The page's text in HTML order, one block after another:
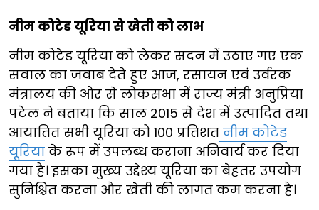
नीम कोटेड यूरिया से खेती को लाभ
नीम कोटेड यूरिया को लेकर सदन में उठाए गए एक
सवाल का जवाब देते हुए आज, रसायन एवं उर्वरक
मंत्रालय की ओर से लोकसभा में राज्य मंत्री अनुप्रिया
पटेल ने बताया कि साल 2015 से देश में उत्पादित तथा
आयातित सभी यूरिया को 100 प्रतिशत नीम कोटेड
यूरिया के रूप में उपलब्ध कराना अनिवार्य कर दिया
गया है। इसका मुख्य उद्देश्य यूरिया का बेहतर उपयोग
सुनिश्चित करना और खेती की लागत कम करना है।